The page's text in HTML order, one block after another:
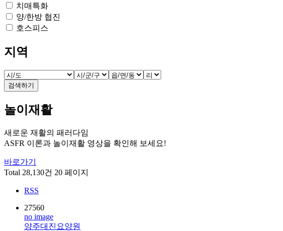
치매특화
양/한방 협진
호스피스
지역
검색하기
놀이재활
새로운 재활의 패러다임
ASFR 이론과 놀이재활 영상을 확인해 보세요!
바로가기
Total 28,130건 20 페이지
RSS
27560
no image
양주대진요양원